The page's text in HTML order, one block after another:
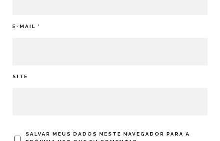
E-MAIL *
SITE
SALVAR MEUS DADOS NESTE NAVEGADOR PARA A